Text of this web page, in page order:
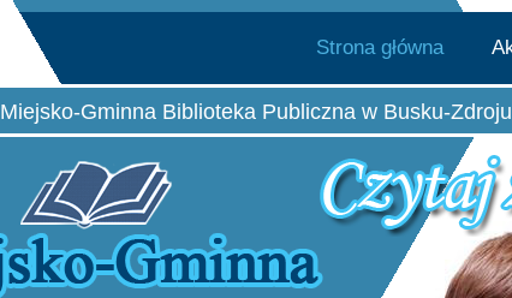
Strona główna
Miejsko-Gminna Biblioteka Publiczna w Busku-